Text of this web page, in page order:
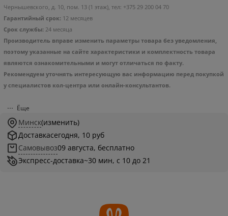
Чернышевского, д. 10, пом. 13 (1 этаж), тел: +375 29 200 04 70
Гарантийный срок: 12 месяцев
Срок службы: 24 месяца
Производитель вправе изменить параметры товара без уведомления,
поэтому указанные на сайте характеристики и комплектность товара
являются ознакомительными и могут отличаться по факту.
Рекомендуем уточнять интересующую вас информацию перед покупкой
у специалистов кол-центра или онлайн-консультантов.
Ёще
Минск(изменить)
Доставкасегодня, 10 руб
Самовывоз09 августа, бесплатно
Экспресс-доставка~30 мин, с 10 до 21